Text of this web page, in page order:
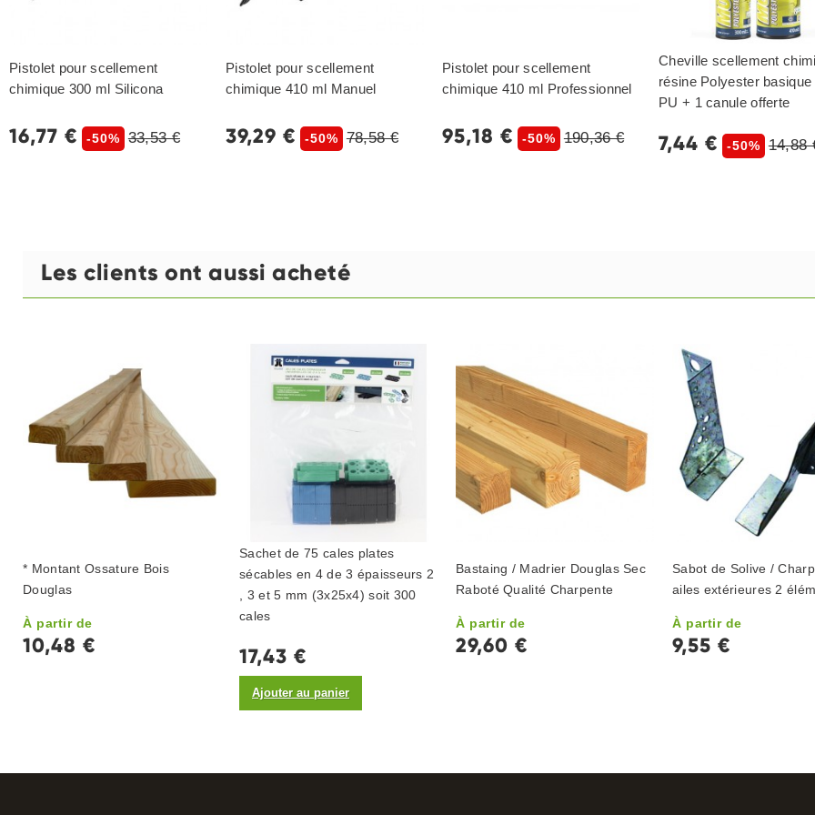
Pistolet pour scellement
chimique 300 ml Silicona
16,77 € -50% 33,53 €
Pistolet pour scellement
chimique 410 ml Manuel
39,29 € -50% 78,58 €
Pistolet pour scellement
chimique 410 ml Professionnel
95,18 € -50% 190,36 €
Cheville scellement
résine Polyester
PU + 1 canule offerte
7,44 € -50% 14,88
Les clients ont aussi acheté
* Montant Ossature Bois
Douglas
À partir de
10,48 €
Sachet de 75 cales plates
sécables en 4 de 3 épaisseurs 2
, 3 et 5 mm (3x25x4) soit 300
cales
17,43 €
Ajouter au panier
Bastaing / Madrier Douglas Sec
Raboté Qualité Charpente
À partir de
29,60 €
Sabot de Solive /
ailes extérieures 2
À partir de
9,55 €